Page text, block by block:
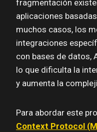
fragmentación
aplicaciones
muchos casos, los
integraciones
con bases de datos,
lo que dificulta la
y aumenta la
Para abordar este
Context Protocol